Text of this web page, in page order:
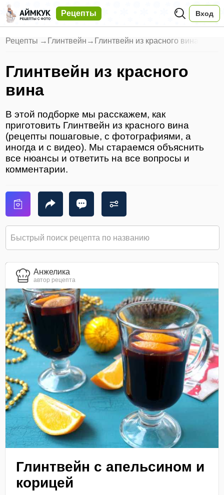
Рецепты Вход
Рецепты → Глинтвейн → Глинтвейн из красного вина
Глинтвейн из красного
вина
В этой подборке мы расскажем, как
приготовить Глинтвейн из красного вина
(рецепты пошаговые, с фотографиями, а
иногда и с видео). Мы стараемся объяснить
все нюансы и ответить на все вопросы и
комментарии.
Анжелика
автор рецепта
Глинтвейн с апельсином и
корицей